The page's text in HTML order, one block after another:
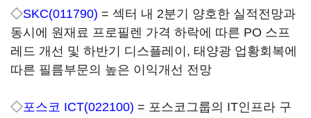
◇SKC(011790) = 섹터 내 2분기 양호한 실적전망과
동시에 원재료 프로필렌 가격 하락에 따른 PO 스프
레드 개선 및 하반기 디스플레이, 태양광 업황회복에
따른 필름부문의 높은 이익개선 전망
◇포스코 ICT(022100) = 포스코그룹의 IT인프라 구